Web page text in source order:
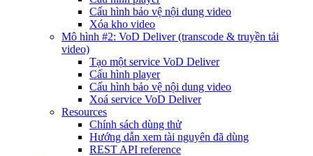
Cấu hình bảo vệ nội dung video
Xóa kho video
Mô hình #2: VoD Deliver (transcode & truyền tải
video)
Tạo một service VoD Deliver
Cấu hình player
Cấu hình bảo vệ nội dung video
Xoá service VoD Deliver
Resources
Chính sách dùng thử
Hướng dẫn xem tài nguyên đã dùng
REST API reference